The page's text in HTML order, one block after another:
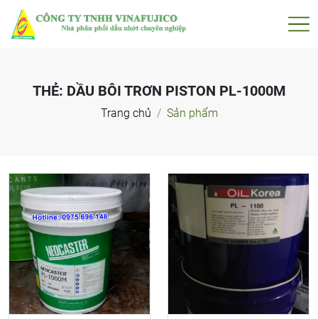
THẺ: DẦU BÔI TRƠN PISTON PL-1000M
Trang chủ Sản phẩm